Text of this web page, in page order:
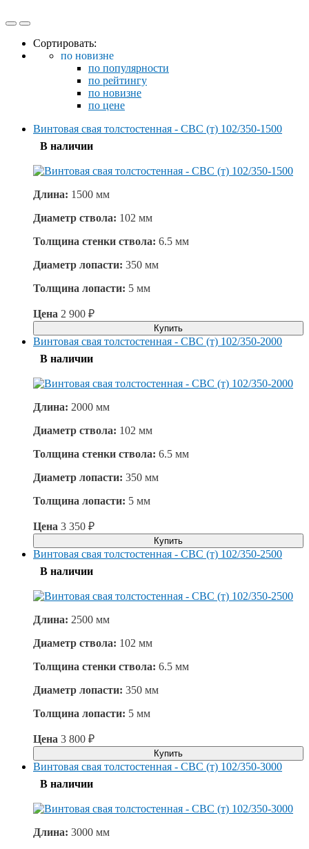
Сортировать:
по новизне
по популярности
по рейтингу
по новизне
по цене
Винтовая свая толстостенная - СВС (т) 102/350-1500
В наличии
Длина: 1500 мм
Диаметр ствола: 102 мм
Толщина стенки ствола: 6.5 мм
Диаметр лопасти: 350 мм
Толщина лопасти: 5 мм
Цена 2 900 ₽
Купить
Винтовая свая толстостенная - СВС (т) 102/350-2000
В наличии
Длина: 2000 мм
Диаметр ствола: 102 мм
Толщина стенки ствола: 6.5 мм
Диаметр лопасти: 350 мм
Толщина лопасти: 5 мм
Цена 3 350 ₽
Купить
Винтовая свая толстостенная - СВС (т) 102/350-2500
В наличии
Длина: 2500 мм
Диаметр ствола: 102 мм
Толщина стенки ствола: 6.5 мм
Диаметр лопасти: 350 мм
Толщина лопасти: 5 мм
Цена 3 800 ₽
Купить
Винтовая свая толстостенная - СВС (т) 102/350-3000
В наличии
Длина: 3000 мм